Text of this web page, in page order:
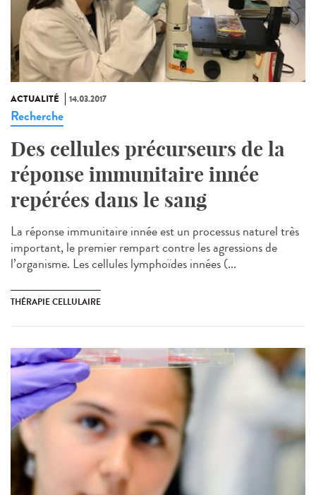
ACTUALITÉ 14.03.2017
Recherche
Des cellules précurseurs de la
réponse immunitaire innée
repérées dans le sang
La réponse immunitaire innée est un processus naturel très
important, le premier rempart contre les agressions de
l’organisme. Les cellules lymphoïdes innées (...
THÉRAPIE CELLULAIRE